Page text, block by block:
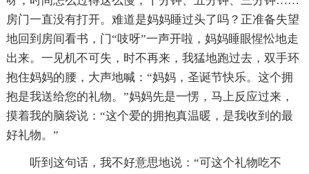
房门一直没有打开。难道是妈妈睡过头了吗？正准备失望
地回到房间看书，门“吱呀”一声开啦，妈妈睡眼惺忪地走
出来。一见机不可失，时不再来，我猛地跑过去，双手环
抱住妈妈的腰，大声地喊：“妈妈，圣诞节快乐。这个拥
抱是我送给您的礼物。”妈妈先是一愣，马上反应过来，
摸着我的脑袋说：“这个爱的拥抱真温暖，是我收到的最
好礼物。”
听到这句话，我不好意思地说：“可这个礼物吃不